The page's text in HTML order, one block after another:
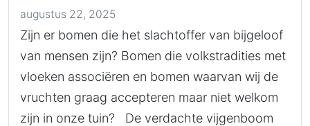
augustus 22, 2025
Zijn er bomen die het slachtoffer van bijgeloof
van mensen zijn? Bomen die volkstradities met
vloeken associëren en bomen waarvan wij de
vruchten graag accepteren maar niet welkom
zijn in onze tuin? De verdachte vijgenboom